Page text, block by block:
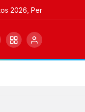
2026, Per